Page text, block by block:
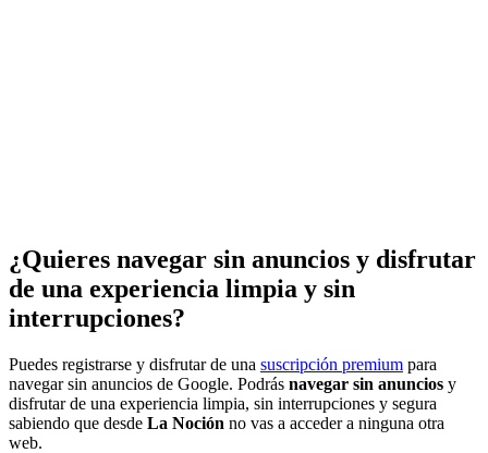
¿Quieres navegar sin anuncios y disfrutar
de una experiencia limpia y sin
interrupciones?
Puedes registrarse y disfrutar de una suscripción premium para
navegar sin anuncios de Google. Podrás navegar sin anuncios y
disfrutar de una experiencia limpia, sin interrupciones y segura
sabiendo que desde La Noción no vas a acceder a ninguna otra
web.